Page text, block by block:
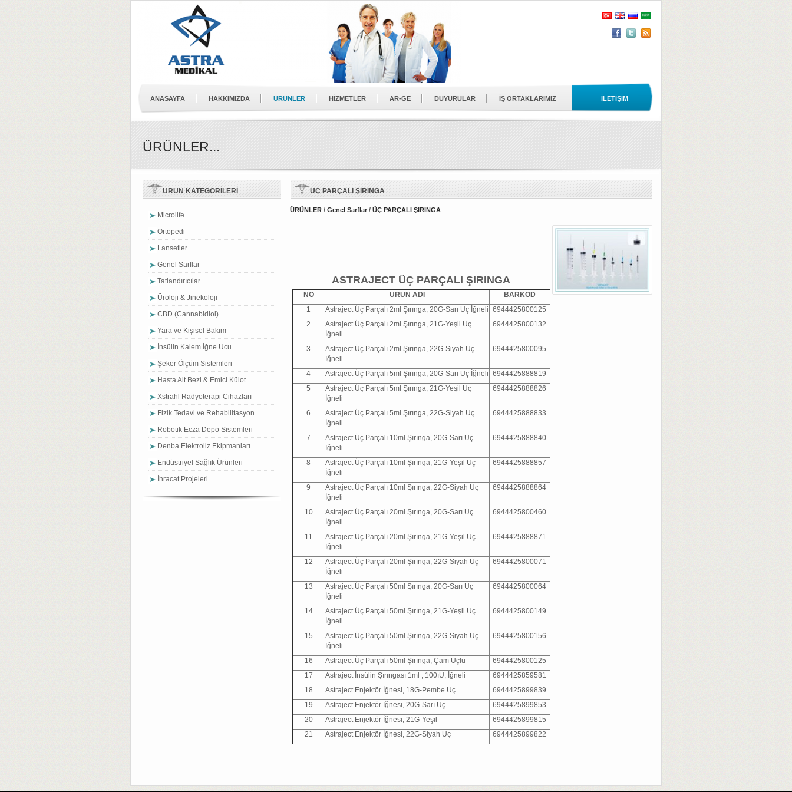
ANASAYFA HAKKIMIZDA ÜRÜNLER HİZMETLER AR-GE DUYURULAR İŞ ORTAKLARIMIZ İLETİŞİM
ÜRÜNLER...
ÜÇ PARÇALI ŞIRINGA
ÜRÜNLER / Genel Sarflar / ÜÇ PARÇALI ŞIRINGA
ASTRAJECT ÜÇ PARÇALI ŞIRINGA
NO ÜRÜN ADI
BARKOD
1
Astraject Üç Parçalı 2ml Şırınga, 20G-Sarı Uç İğneli 6944425800125
2
Astraject Üç Parçalı 2ml Şırınga, 21G-Yeşil Uç
İğneli
6944425800132
3
Astraject Üç Parçalı 2ml Şırınga, 22G-Siyah Uç
İğneli
6944425800095
4 Astraject Üç Parçalı 5ml Şırınga, 20G-Sarı Uç İğneli 6944425888819
5
Astraject Üç Parçalı 5ml Şırınga, 21G-Yeşil Uç
İğneli
6944425888826
6
Astraject Üç Parçalı 5ml Şırınga, 22G-Siyah Uç
İğneli
6944425888833
7
Astraject Üç Parçalı 10ml Şırınga, 20G-Sarı Uç
İğneli
6944425888840
8
Astraject Üç Parçalı 10ml Şırınga, 21G-Yeşil Uç
İğneli
6944425888857
9
Astraject Üç Parçalı 10ml Şırınga, 22G-Siyah Uç
İğneli
6944425888864
10
Astraject Üç Parçalı 20ml Şırınga, 20G-Sarı Uç
İğneli
6944425800460
11
Astraject Üç Parçalı 20ml Şırınga, 21G-Yeşil Uç
İğneli
6944425888871
12
Astraject Üç Parçalı 20ml Şırınga, 22G-Siyah Uç
İğneli
6944425800071
13
Astraject Üç Parçalı 50ml Şırınga, 20G-Sarı Uç
İğneli
6944425800064
14
Astraject Üç Parçalı 50ml Şırınga, 21G-Yeşil Uç
İğneli
6944425800149
15
Astraject Üç Parçalı 50ml Şırınga, 22G-Siyah Uç
İğneli
6944425800156
16 Astraject Üç Parçalı 50ml Şırınga, Çam Uçlu
6944425800125
17
Astraject İnsülin Şırıngası 1ml , 100ıU, İğneli
6944425859581
18
Astraject Enjektör İğnesi, 18G-Pembe Uç
6944425899839
19
Astraject Enjektör İğnesi, 20G-Sarı Uç
6944425899853
20
Astraject Enjektör İğnesi, 21G-Yeşil
6944425899815
21
Astraject Enjektör İğnesi, 22G-Siyah Uç 6944425899822
ÜRÜN KATEGORİLERİ
Microlife
Ortopedi
Lansetler
Genel Sarflar
Tatlandırıcılar
Üroloji & Jinekoloji
CBD (Cannabidiol)
Yara ve Kişisel Bakım
İnsülin Kalem İğne Ucu
Şeker Ölçüm Sistemleri
Hasta Alt Bezi & Emici Külot
Xstrahl Radyoterapi Cihazları
Fizik Tedavi ve Rehabilitasyon
Robotik Ecza Depo Sistemleri
Denba Elektroliz Ekipmanları
Endüstriyel Sağlık Ürünleri
İhracat Projeleri